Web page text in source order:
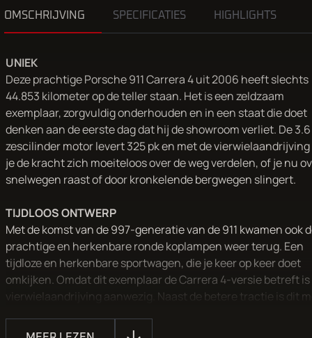
OMSCHRIJVING SPECIFICATIES HIGHLIGHTS
UNIEK
Deze prachtige Porsche 911 Carrera 4 uit 2006 heeft slechts
44.853 kilometer op de teller staan. Het is een zeldzaam
exemplaar, zorgvuldig onderhouden en in een staat die doet
denken aan de eerste dag dat hij de showroom verliet. De
zescilinder motor levert 325 pk en met de vierwielaandrijving
je de kracht zich moeiteloos over de weg verdelen, of je nu
snelwegen raast of door kronkelende bergwegen slingert.
TIJDLOOS ONTWERP
Met de komst van de 997-generatie van de 911 kwamen ook
prachtige en herkenbare ronde koplampen weer terug. Een
tijdloze en herkenbare sportwagen, die je keer op keer doet
omkijken. Omdat dit exemplaar de Carrera 4-versie betreft is
vierwielaandrijving aanwezig. Naast de betere tractie is dit
Ook de wielophanging, spoorbreedte, velgen én banden zijn